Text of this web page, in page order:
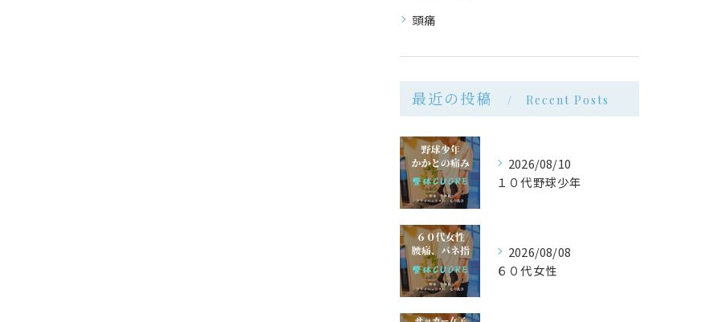
頭痛
最近の投稿 Recent Posts
2026/08/10
１０代野球少年
2026/08/08
６０代女性